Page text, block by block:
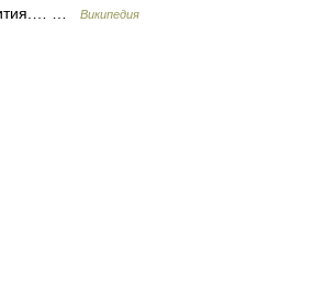
…
Википедия